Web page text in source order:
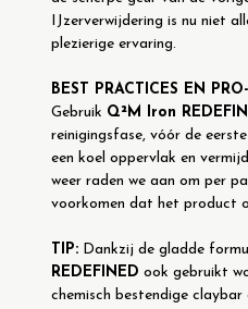
IJzerverwijdering is nu niet
plezierige ervaring.
BEST PRACTICES EN
Gebruik Q²M Iron
reinigingsfase, vóór de
een koel oppervlak en
weer raden we aan om per
voorkomen dat het product
TIP: Dankzij de gladde
REDEFINED ook gebruikt
chemisch bestendige